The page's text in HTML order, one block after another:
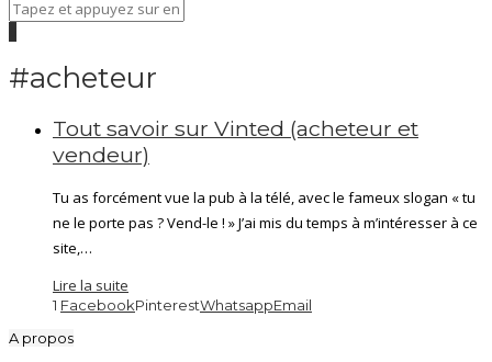
#acheteur
Tout savoir sur Vinted (acheteur et
vendeur)
Tu as forcément vue la pub à la télé, avec le fameux slogan « tu
ne le porte pas ? Vend-le ! » J’ai mis du temps à m’intéresser à ce
site,…
Lire la suite
1 FacebookPinterestWhatsappEmail
A propos